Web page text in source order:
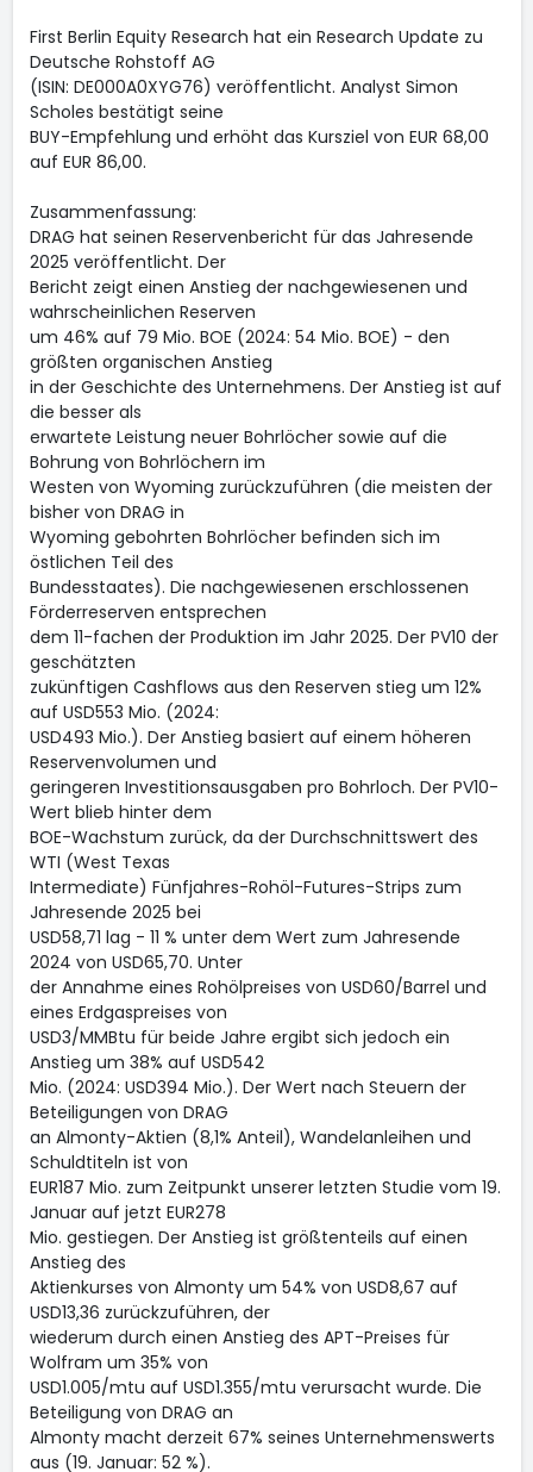
First Berlin Equity Research hat ein Research Update zu
Deutsche Rohstoff AG
(ISIN: DE000A0XYG76) veröffentlicht. Analyst Simon
Scholes bestätigt seine
BUY-Empfehlung und erhöht das Kursziel von EUR 68,00
auf EUR 86,00.
Zusammenfassung:
DRAG hat seinen Reservenbericht für das Jahresende
2025 veröffentlicht. Der
Bericht zeigt einen Anstieg der nachgewiesenen und
wahrscheinlichen Reserven
um 46% auf 79 Mio. BOE (2024: 54 Mio. BOE) - den
größten organischen Anstieg
in der Geschichte des Unternehmens. Der Anstieg ist auf
die besser als
erwartete Leistung neuer Bohrlöcher sowie auf die
Bohrung von Bohrlöchern im
Westen von Wyoming zurückzuführen (die meisten der
bisher von DRAG in
Wyoming gebohrten Bohrlöcher befinden sich im
östlichen Teil des
Bundesstaates). Die nachgewiesenen erschlossenen
Förderreserven entsprechen
dem 11-fachen der Produktion im Jahr 2025. Der PV10 der
geschätzten
zukünftigen Cashflows aus den Reserven stieg um 12%
auf USD553 Mio. (2024:
USD493 Mio.). Der Anstieg basiert auf einem höheren
Reservenvolumen und
geringeren Investitionsausgaben pro Bohrloch. Der PV10-
Wert blieb hinter dem
BOE-Wachstum zurück, da der Durchschnittswert des
WTI (West Texas
Intermediate) Fünfjahres-Rohöl-Futures-Strips zum
Jahresende 2025 bei
USD58,71 lag - 11 % unter dem Wert zum Jahresende
2024 von USD65,70. Unter
der Annahme eines Rohölpreises von USD60/Barrel und
eines Erdgaspreises von
USD3/MMBtu für beide Jahre ergibt sich jedoch ein
Anstieg um 38% auf USD542
Mio. (2024: USD394 Mio.). Der Wert nach Steuern der
Beteiligungen von DRAG
an Almonty-Aktien (8,1% Anteil), Wandelanleihen und
Schuldtiteln ist von
EUR187 Mio. zum Zeitpunkt unserer letzten Studie vom 19.
Januar auf jetzt EUR278
Mio. gestiegen. Der Anstieg ist größtenteils auf einen
Anstieg des
Aktienkurses von Almonty um 54% von USD8,67 auf
USD13,36 zurückzuführen, der
wiederum durch einen Anstieg des APT-Preises für
Wolfram um 35% von
USD1.005/mtu auf USD1.355/mtu verursacht wurde. Die
Beteiligung von DRAG an
Almonty macht derzeit 67% seines Unternehmenswerts
aus (19. Januar: 52 %).